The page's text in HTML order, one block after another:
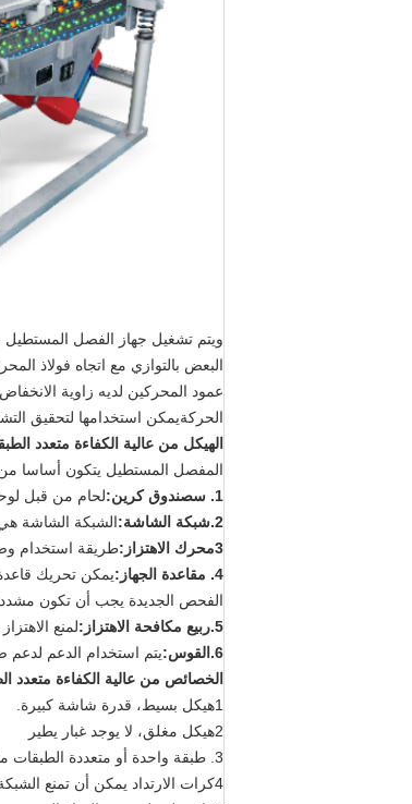
ويتم تشغيل جهاز الفصل المستطيل
البعض بالتوازي مع اتجاه فولاذ
عمود المحركين لديه زاوية
الحركةيمكن استخدامها لتحقيق
الهيكل من عالية الكفاءة متعدد
المفصل المستطيل يتكون أساسا من
1. س
صندوق كرين:لحام من قبل
2
.شبكة الشاشة:الشبكة الشاشة هي
3محرك الاهتزاز:
طريقة استخدام
4. م
قاعدة الجهاز:يمكن تحريك
الفحص الجديدة يجب أن تكون
5. ربيع مكافحة الاهتزاز:لمنع
6
. القوس:يتم استخدام الدعم
الخصائص من عالية الكفاءة متعدد
1هيكل بسيط، قدرة شاشة كبيرة.
2هيكل مغلق، لا يوجد غبار يطير
3. طبقة واحدة أو متعددة الطبقات متاحة على حد سواء ، يمكن تثبيت 7 طبقات على الأكثر.
4كرات الارتداد يمكن أن تمنع الشبكة من أن تكون مسدودة من خلال القفز من أعلى لأسفل.